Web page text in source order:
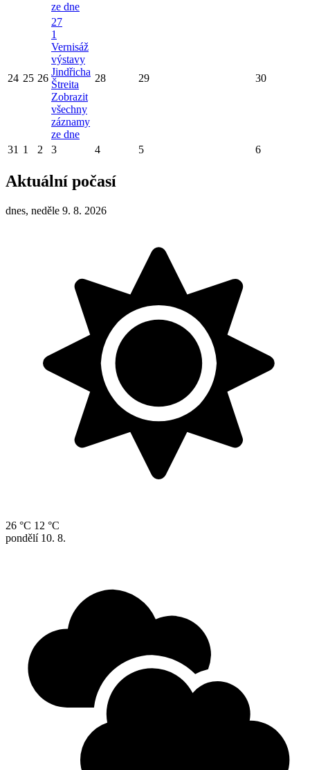
ze dne
24 25 26
27
1
Vernisáž
výstavy
Jindřicha
Štreita
Zobrazit
všechny
záznamy
ze dne
28 29 30
31 1 2 3 4 5 6
Aktuální počasí
dnes, neděle 9. 8. 2026
26 °C 12 °C
pondělí 10. 8.